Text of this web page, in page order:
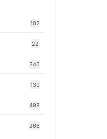
102
22
346
139
498
266